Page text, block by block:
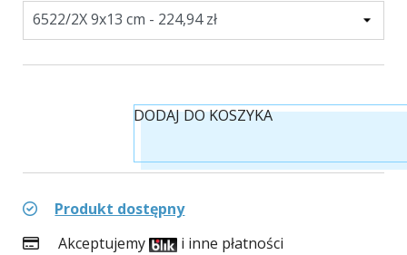
DODAJ DO KOSZYKA
Produkt dostępny
Akceptujemy
i inne płatności